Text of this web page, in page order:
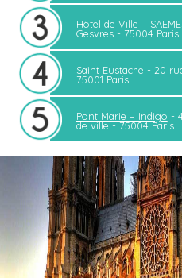
Hôtel de Ville –
Gesvres - 75004 Paris
Saint Eustache - 20
75001 Paris
Pont Marie – Indigo -
de ville - 75004 Paris